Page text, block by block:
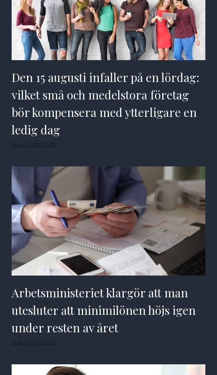
Den 15 augusti infaller på en lördag:
vilket små och medelstora företag
bör kompensera med ytterligare en
ledig dag
8 augusti 2026
Arbetsministeriet klargör att man
utesluter att minimilönen höjs igen
under resten av året
8 augusti 2026